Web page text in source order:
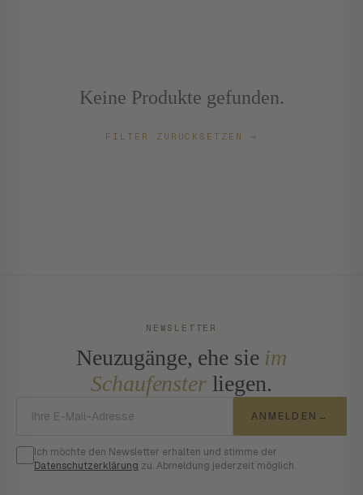
Keine Produkte gefunden.
FILTER ZURÜCKSETZEN →
NEWSLETTER
Neuzugänge, ehe sie im
Schaufensterliegen.
ANMELDEN →
Ich möchte den Newsletter erhalten und stimme der
Datenschutzerklärung zu. Abmeldung jederzeit möglich.